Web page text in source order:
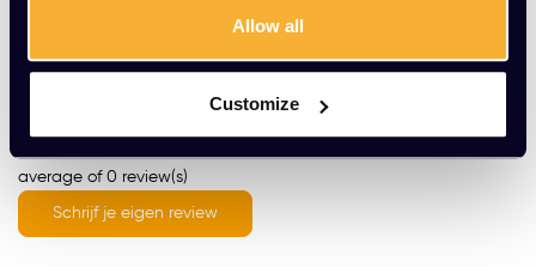
Allow all
Customize
Wat onze klanten zeggen
average of 0 review(s)
Schrijf je eigen review